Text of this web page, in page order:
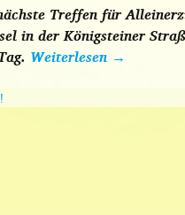
Treffen für
in der Königsteiner
Weiterlesen →